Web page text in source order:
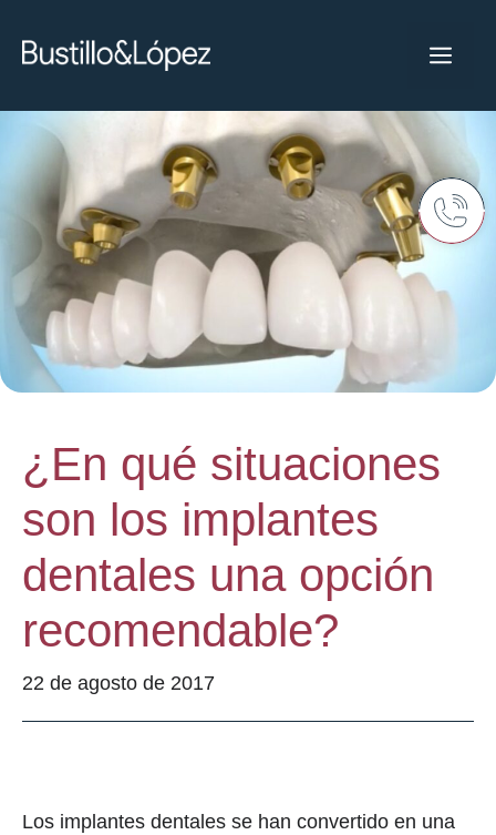
¿En qué situaciones
son los implantes
dentales una opción
recomendable?
22 de agosto de 2017
Los implantes dentales se han convertido en una